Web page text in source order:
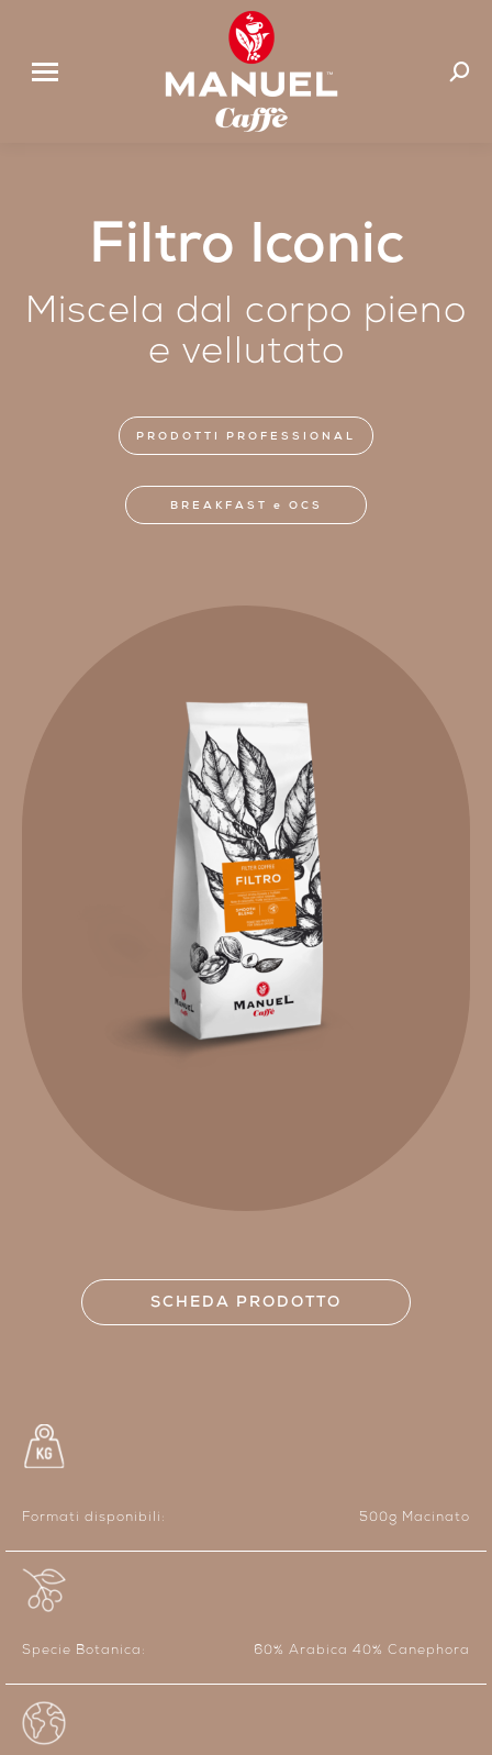
Cerca:
Filtro Iconic
Miscela dal corpo pieno
e vellutato
PRODOTTI PROFESSIONAL
BREAKFAST e OCS
SCHEDA PRODOTTO
Formati disponibili: 500g Macinato
Specie Botanica: 60% Arabica 40% Canephora